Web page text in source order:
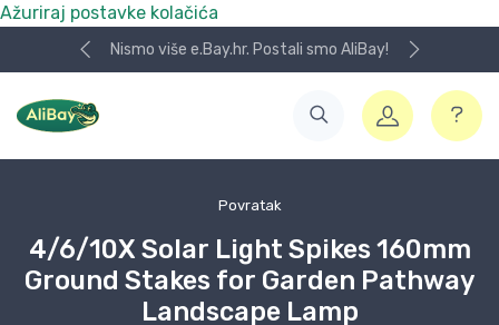
Ažuriraj postavke kolačića
Nismo više e.Bay.hr. Postali smo AliBay!
Povratak
4/6/10X Solar Light Spikes 160mm
Ground Stakes for Garden Pathway
Landscape Lamp